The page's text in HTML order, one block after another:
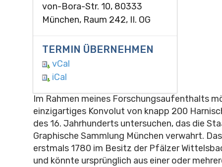
von-Bora-Str. 10, 80333
München, Raum 242, II. OG
TERMIN ÜBERNEHMEN
vCal
iCal
Im Rahmen meines Forschungsaufenthalts
einzigartiges Konvolut von knapp 200
des 16. Jahrhunderts untersuchen, das die
Graphische Sammlung München verwahrt.
erstmals 1780 im Besitz der Pfälzer
und könnte ursprünglich aus einer oder